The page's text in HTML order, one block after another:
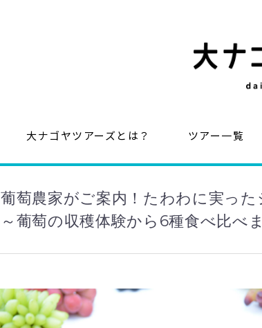
大ナゴヤツアーズとは？ ツアー一覧
葡萄農家がご案内！たわわに実っ
～葡萄の収穫体験から6種食べ比べ